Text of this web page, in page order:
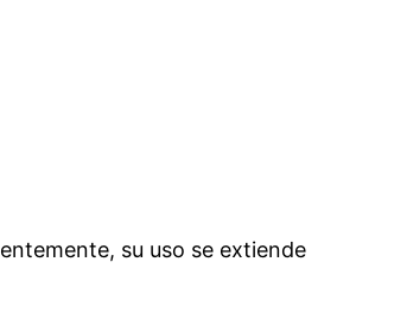
su uso se extiende